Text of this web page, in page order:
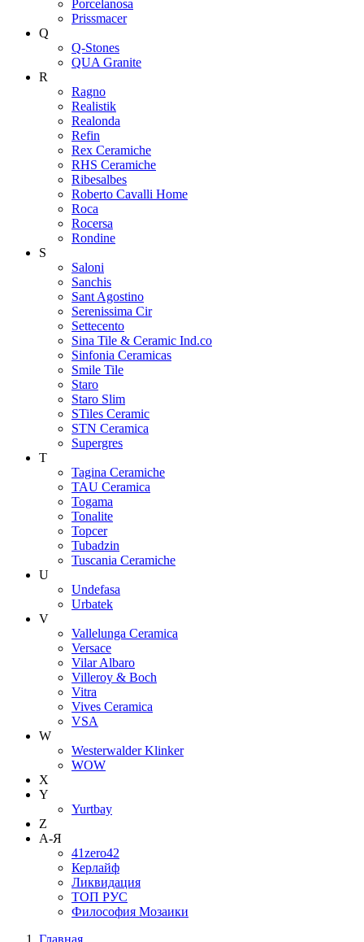
Porcelanosa
Prissmacer
Q
Q-Stones
QUA Granite
R
Ragno
Realistik
Realonda
Refin
Rex Ceramiche
RHS Ceramiche
Ribesalbes
Roberto Cavalli Home
Roca
Rocersa
Rondine
S
Saloni
Sanchis
Sant Agostino
Serenissima Cir
Settecento
Sina Tile & Ceramic Ind.co
Sinfonia Ceramicas
Smile Tile
Staro
Staro Slim
STiles Ceramic
STN Ceramica
Supergres
T
Tagina Ceramiche
TAU Ceramica
Togama
Tonalite
Topcer
Tubadzin
Tuscania Ceramiche
U
Undefasa
Urbatek
V
Vallelunga Ceramica
Versace
Vilar Albaro
Villeroy & Boch
Vitra
Vives Ceramica
VSA
W
Westerwalder Klinker
WOW
X
Y
Yurtbay
Z
А-Я
41zero42
Керлайф
Ликвидация
ТОП РУС
Философия Мозаики
Главная